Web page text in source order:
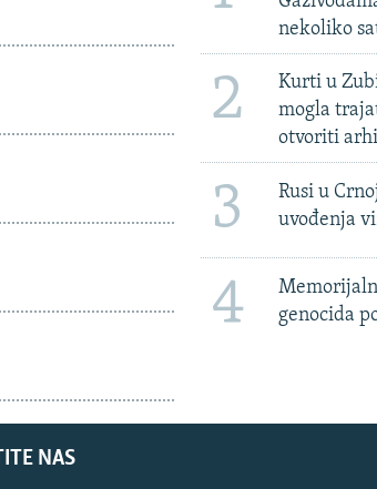
nekoliko
2
Kurti u
mogla
otvoriti
3
Rusi u
uvođenja
4
genocida
NAS